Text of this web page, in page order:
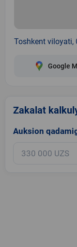
Toshkent viloyati,
Google
Zakalat
Auksion